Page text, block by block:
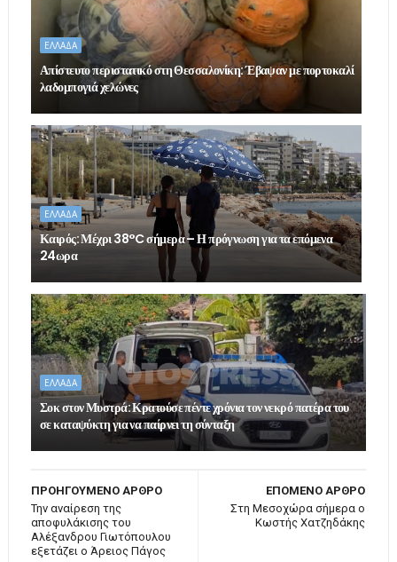
ΕΛΛΑΔΑ
Απίστευτο περιστατικό στη Θεσσαλονίκη: Έβαψαν με πορτοκαλί
λαδομπογιά χελώνες
ΕΛΛΑΔΑ
Καιρός: Μέχρι 38°C σήμερα – Η πρόγνωση για τα επόμενα
24ωρα
ΕΛΛΑΔΑ
Σοκ στον Μυστρά: Κρατούσε πέντε χρόνια τον νεκρό πατέρα του
σε καταψύκτη για να παίρνει τη σύνταξη
ΕΠΟΜΕΝΟ ΑΡΘΡΟ
Στη Μεσοχώρα σήμερα ο
Κωστής Χατζηδάκης
ΠΡΟΗΓΟΥΜΕΝΟ ΑΡΘΡΟ
Την αναίρεση της
αποφυλάκισης του
Αλέξανδρου Γιωτόπουλου
εξετάζει ο Άρειος Πάγος